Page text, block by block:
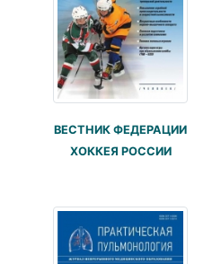
ВЕСТНИК ФЕДЕРАЦИИ
ХОККЕЯ РОССИИ